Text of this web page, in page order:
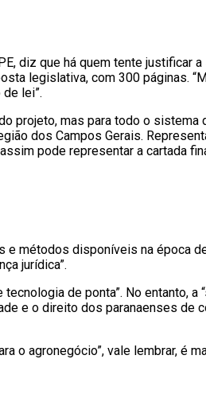
diz que há quem tente justificar
legislativa, com 300 páginas.
lei”.
projeto, mas para todo o sistema
dos Campos Gerais.
pode representar a cartada
métodos disponíveis na época
jurídica”.
de ponta”. No entanto, a
e o direito dos paranaenses de
o agronegócio”, vale lembrar, é